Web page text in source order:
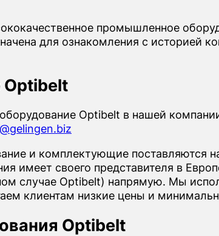
промышленное
для ознакомления с историей
Optibelt
Optibelt в нашей
и комплектующие поставляются
имеет своего представителя в
случае Optibelt) напрямую. Мы
клиентам низкие цены и
Optibelt